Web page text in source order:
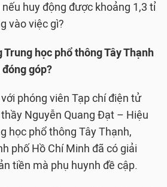
huy động được khoảng 1,3 tỉ
vào việc gì?
học phổ thông Tây Thạnh
góp?
phóng viên Tạp chí điện tử
Nguyễn Quang Đạt – Hiệu
học phổ thông Tây Thạnh,
phố Hồ Chí Minh đã có giải
tiền mà phụ huynh đề cập.